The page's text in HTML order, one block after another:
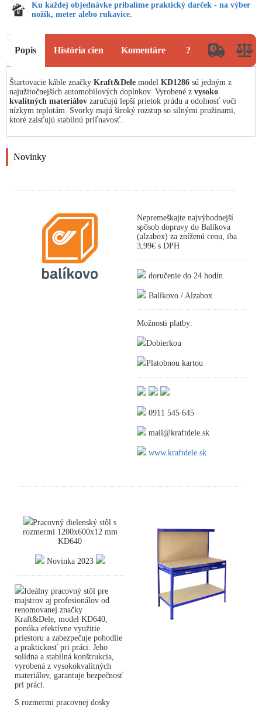
Ku každej objednávke pribalíme praktický darček - na výber
nožík, meter alebo rukavice.
Popis História cien Komentáre ?
Štartovacie káble značky Kraft&Dele model KD1286 sú jedným z
najužitočnejších automobilových doplnkov. Vyrobené z vysoko
kvalitných materiálov zaručujú lepší prietok prúdu a odolnosť voči
nízkym teplotám. Svorky majú široký rozstup so silnými pružinami,
ktoré zaisťujú stabilnú priľnavosť.
Novinky
Nepremeškajte najvýhodnejší
spôsob dopravy do Balíkova
(alzabox) za zníženú cenu, iba
3,99€ s DPH
doručenie do 24 hodín
Balíkovo / Alzabox
Možnosti platby:
Dobierkou
Platobnou kartou
0911 545 645
mail@kraftdele.sk
www.kraftdele.sk
Pracovný dielenský stôl s
rozmermi 1200x600x12 mm
KD640
Novinka 2023
Ideálny pracovný stôl pre
majstrov aj profesionálov od
renomovanej značky
Kraft&Dele, model KD640,
ponúka efektívne využitie
priestoru a zabezpečuje pohodlie
a praktickosť pri práci. Jeho
solídna a stabilná konštrukcia,
vyrobená z vysokokvalitných
materiálov, garantuje bezpečnosť
pri práci.
S rozmermi pracovnej dosky